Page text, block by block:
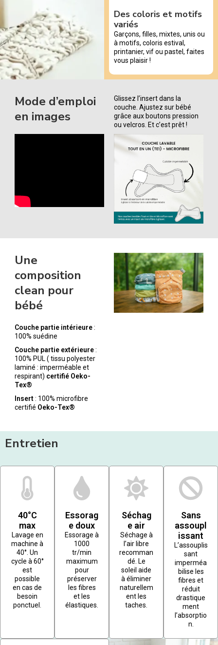
Des coloris et motifs
variés
Garçons, filles, mixtes, unis ou
à motifs, coloris estival,
printanier, vif ou pastel, faites
vous plaisir !
Mode d’emploi
en images
Glissez l’insert dans la
couche. Ajustez sur bébé
grâce aux boutons pression
ou velcros. Et c’est prêt !
Une
composition
clean pour
bébé
Couche partie intérieure:
100% suédine
Couche partie extérieure:
100% PUL ( tissu polyester
laminé : imperméable et
respirant) certifié Oeko-
Tex®
Insert: 100% microfibre
certifié Oeko-Tex®
Entretien
40°C
max
Lavage en
machine à
40°. Un
cycle à 60°
est
possible
en cas de
besoin
ponctuel.
Essorag
e doux
Essorage à
1000
tr/min
maximum
pour
préserver
les fibres
et les
élastiques.
Séchag
e air
Séchage à
l’air libre
recomman
dé. Le
soleil aide
à éliminer
naturellem
ent les
taches.
Sans
assoupl
issant
L’assouplis
sant
imperméa
bilise les
fibres et
réduit
drastique
ment
l’absorptio
n.